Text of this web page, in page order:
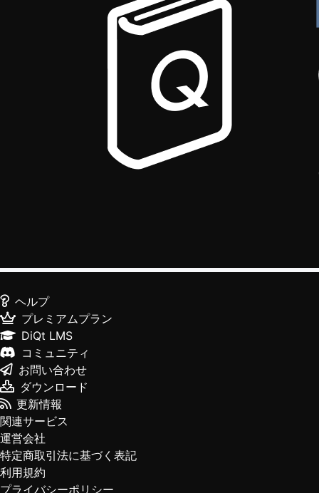
ヘルプ
プレミアムプラン
DiQt LMS
コミュニティ
お問い合わせ
ダウンロード
更新情報
関連サービス
運営会社
特定商取引法に基づく表記
利用規約
プライバシーポリシー